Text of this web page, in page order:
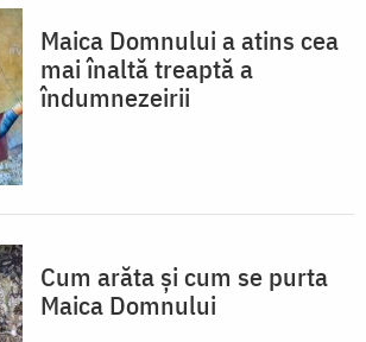
Maica Domnului a atins cea
mai înaltă treaptă a
îndumnezeirii
Cum arăta și cum se purta
Maica Domnului